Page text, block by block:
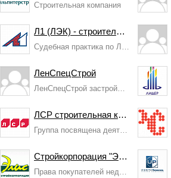
Строительная компания
Л1 (ЛЭК) - строительная компания N1
Судебная практика по Л1 (ЛЭК) и правила поведения ...
ЛенСпецСтрой
ЛенСпецСтрой застройщик
ЛСР строительная компания
Группа посвящена деятельности компании ЛСР и компа...
Стройкорпорация "Элис"
Права покупателей недвижимости Стройкорпорации &qu...